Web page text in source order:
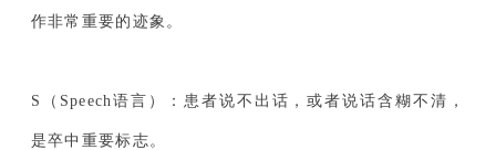
作非常重要的迹象。
S（Speech语言）：患者说不出话，或者说话含糊不清，
是卒中重要标志。